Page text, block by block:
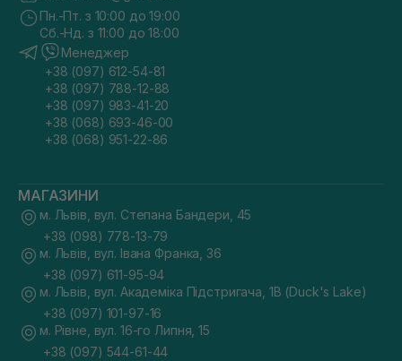
Пн.-Пт. з 10:00 до 19:00
Сб.-Нд. з 11:00 до 18:00
Менеджер
+38 (097) 612-54-81
+38 (097) 788-12-88
+38 (097) 983-41-20
+38 (068) 693-46-00
+38 (068) 951-22-86
МАГАЗИНИ
м. Львів, вул. Степана Бандери, 45
+38 (098) 778-13-79
м. Львів, вул. Івана Франка, 36
+38 (097) 611-95-94
м. Львів, вул. Академіка Підстригача, 1В (Duck's Lake)
+38 (097) 101-97-16
м. Рівне, вул. 16-го Липня, 15
+38 (097) 544-61-44